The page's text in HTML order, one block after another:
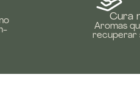
Cura
Aromas
recuperar